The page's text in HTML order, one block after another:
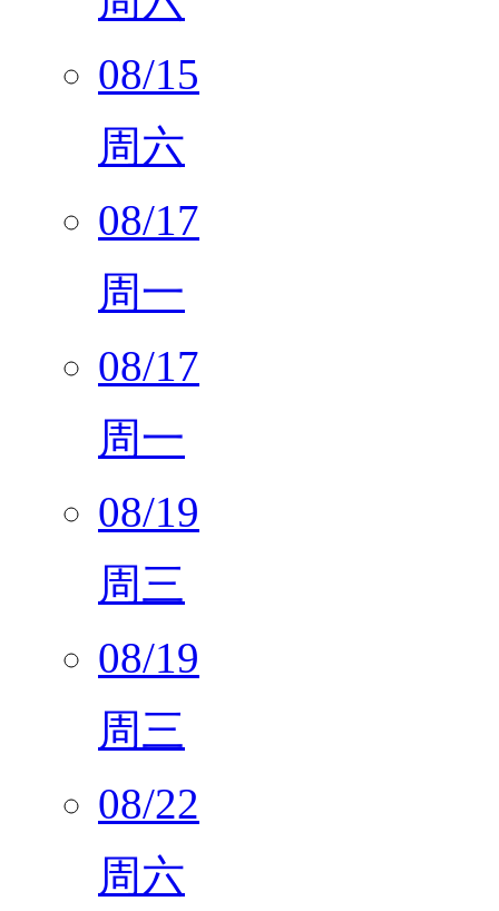
08/15
周六
08/17
周一
08/17
周一
08/19
周三
08/19
周三
08/22
周六